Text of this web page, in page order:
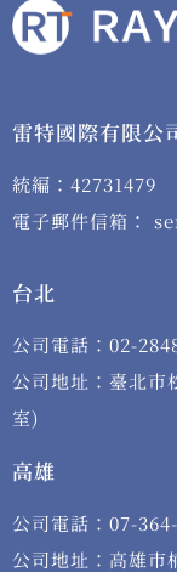
雷特國際有限公
統編：42731479
電子郵件信箱：
台北
公司電話：02-
公司地址：臺北市
室)
高雄
公司電話：07-
公司地址：高雄市